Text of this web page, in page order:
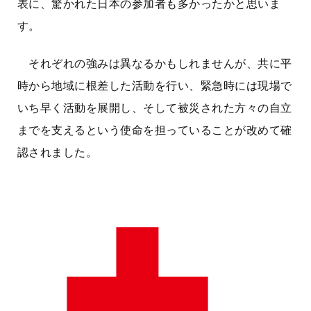
表に、驚かれた日本の参加者も多かったかと思いま
す。
それぞれの強みは異なるかもしれませんが、共に平
時から地域に根差した活動を行い、緊急時には現場で
いち早く活動を展開し、そして被災された方々の自立
までを支えるという使命を担っていることが改めて確
認されました。